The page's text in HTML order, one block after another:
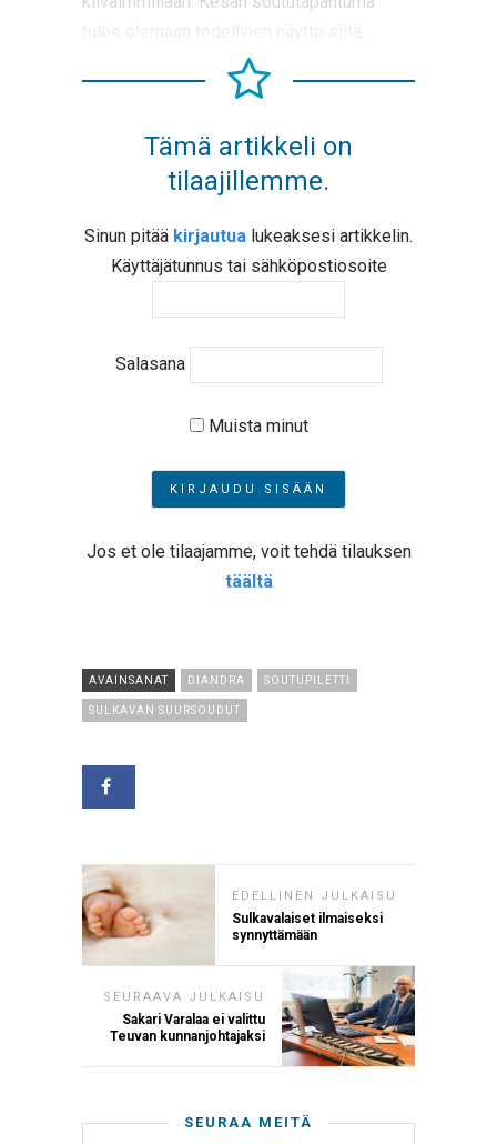
Tämä artikkeli on
tilaajillemme.
Sinun pitää kirjautua lukeaksesi artikkelin.
Käyttäjätunnus tai sähköpostiosoite
Salasana
Muista minut
Jos et ole tilaajamme, voit tehdä tilauksen
täältä
AVAINSANAT DIANDRA SOUTUPILETTI
SULKAVAN SUURSOUDUT
EDELLINEN JULKAISU
Sulkavalaiset ilmaiseksi
synnyttämään
SEURAAVA JULKAISU
Sakari Varalaa ei valittu
Teuvan kunnanjohtajaksi
SEURAA MEITÄ